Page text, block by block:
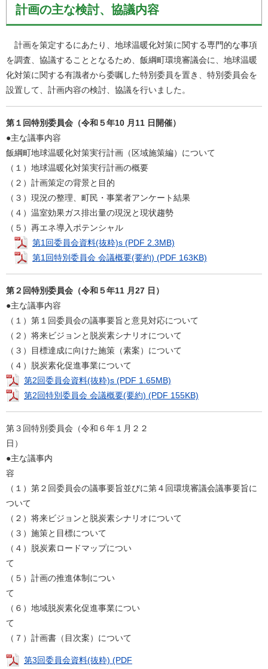
計画の主な検討、協議内容
計画を策定するにあたり、地球温暖化対策に関する専門的な事項
を調査、協議することとなるため、飯綱町環境審議会に、地球温暖
化対策に関する有識者から委嘱した特別委員を置き、特別委員会を
設置して、計画内容の検討、協議を行いました。
第１回特別委員会（令和５年10 月11 日開催）
●主な議事内容
飯綱町地球温暖化対策実行計画（区域施策編）について
（１）地球温暖化対策実行計画の概要
（２）計画策定の背景と目的
（３）現況の整理、町民・事業者アンケート結果
（４）温室効果ガス排出量の現況と現状趨勢
（５）再エネ導入ポテンシャル
第1回委員会資料(抜粋)s (PDF 2.3MB)
第1回特別委員会 会議概要(要約) (PDF 163KB)
第２回特別委員会（令和５年11 月27 日）
●主な議事内容
（１）第１回委員会の議事要旨と意見対応について
（２）将来ビジョンと脱炭素シナリオについて
（３）目標達成に向けた施策（素案）について
（４）脱炭素化促進事業について
第2回委員会資料(抜粋)s (PDF 1.65MB)
第2回特別委員会 会議概要(要約) (PDF 155KB)
第３回特別委員会（令和６年１月２２
●主な議事内
（１）第２回委員会の議事要旨並びに第４回環境審議会議事要旨に
ついて
（２）将来ビジョンと脱炭素シナリオについて
（３）施策と目標について
（４）脱炭素ロードマップについ
（５）計画の推進体制につい
（６）地域脱炭素化促進事業につい
（７）計画書（目次案）について
第3回委員会資料(抜粋) (PDF